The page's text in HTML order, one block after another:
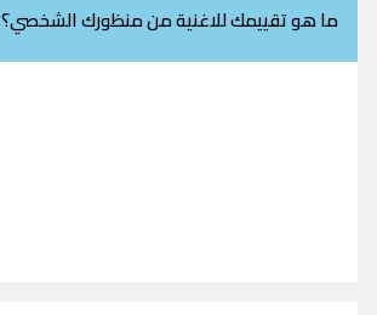
ما هو تقييمك للاغنية من منظورك الشخصي؟